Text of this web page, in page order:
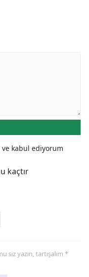
Osmaniye
kabul ediyorum
kaçtır
siz yazın, tartışalım *